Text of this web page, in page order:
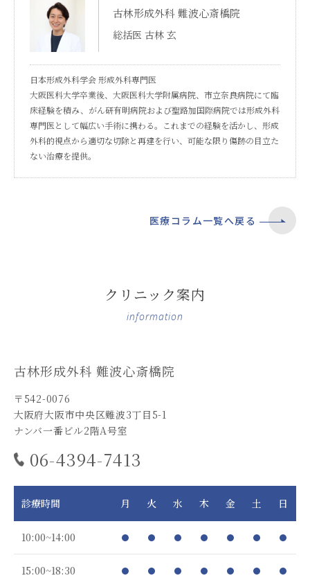
古林形成外科 難波心斎橋院
総括医 古林 玄
日本形成外科学会 形成外科専門医
大阪医科大学卒業後、大阪医科大学附属病院、市立奈良病院にて臨
床経験を積み、がん研有明病院および聖路加国際病院では形成外科
専門医として幅広い手術に携わる。これまでの経験を活かし、形成
外科的視点から適切な切除と再建を行い、可能な限り傷跡の目立た
ない治療を提供。
医療コラム一覧へ戻る
クリニック案内
information
古林形成外科 難波心斎橋院
〒542-0076
大阪府大阪市中央区難波3丁目5-1
ナンバ一番ビル2階A号室
06-4394-7413
診療時間 月 火 水 木 金 土 日
10:00~14:00
15:00~18:30